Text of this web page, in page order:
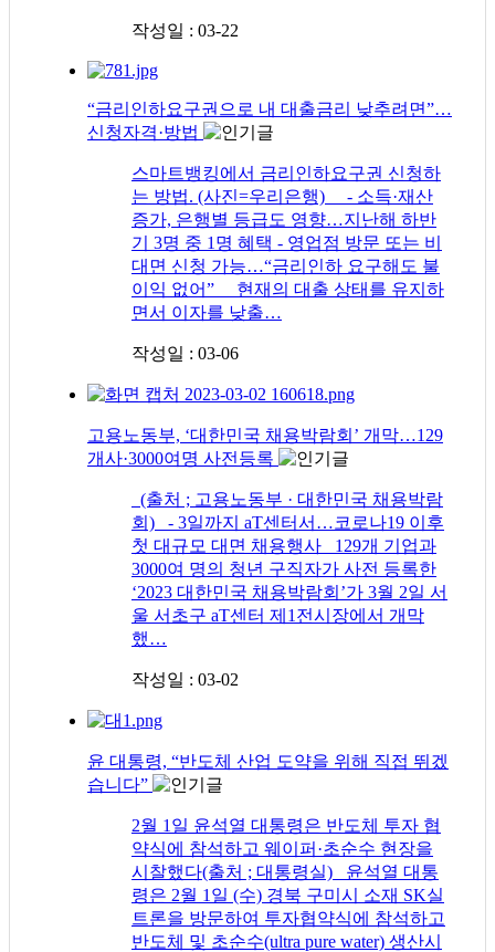
작성일 : 03-22
“금리인하요구권으로 내 대출금리 낮추려면”…
신청자격·방법
스마트뱅킹에서 금리인하요구권 신청하
는 방법. (사진=우리은행) - 소득·재산
증가, 은행별 등급도 영향…지난해 하반
기 3명 중 1명 혜택 - 영업점 방문 또는 비
대면 신청 가능…“금리인하 요구해도 불
이익 없어” 현재의 대출 상태를 유지하
면서 이자를 낮출…
작성일 : 03-06
고용노동부, ‘대한민국 채용박람회’ 개막…129
개사·3000여명 사전등록
(출처 ; 고용노동부 · 대한민국 채용박람
회) - 3일까지 aT센터서…코로나19 이후
첫 대규모 대면 채용행사 129개 기업과
3000여 명의 청년 구직자가 사전 등록한
‘2023 대한민국 채용박람회’가 3월 2일 서
울 서초구 aT센터 제1전시장에서 개막
했…
작성일 : 03-02
윤 대통령, “반도체 산업 도약을 위해 직접 뛰겠
습니다”
2월 1일 윤석열 대통령은 반도체 투자 협
약식에 참석하고 웨이퍼·초순수 현장을
시찰했다(출처 ; 대통령실) 윤석열 대통
령은 2월 1일 (수) 경북 구미시 소재 SK실
트론을 방문하여 투자협약식에 참석하고
반도체 및 초순수(ultra pure water) 생산시